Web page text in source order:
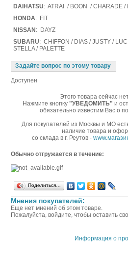
DAIHATSU: ATRAI / BOON / CHARADE /
HONDA: FIT
NISSAN : DAYZ
SUBARU: CHIFFON / DIAS / JUSTY /
STELLA / PALETTE
Задайте вопрос по этому товару
Доступен
Этого товара сейчас
Нажмите кнопку "УВЕДОМИТЬ" и
обязательно известим Вас о
Для покупателей из Москвы и МО
наличие товара и
со склада в г. Реутов -
Обычно отгружается в течение:
Поделиться…
Мнения покупателей:
Еще нет мнений об этом товаре.
Пожалуйста, войдите, чтобы оставить
Информация о